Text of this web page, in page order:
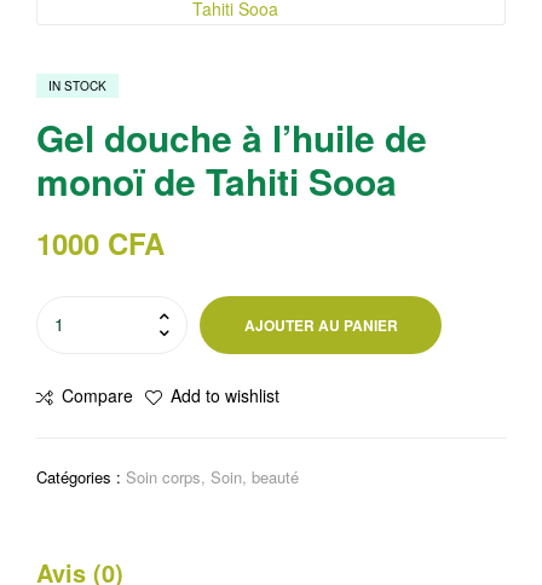
IN STOCK
Gel douche à l’huile de
monoï de Tahiti Sooa
1000 CFA
douche
de
AJOUTER AU PANIER
Compare Add to wishlist
Catégories : Soin corps, Soin, beauté
Avis (0)